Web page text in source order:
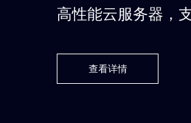
高性能云服务器，
查看详情